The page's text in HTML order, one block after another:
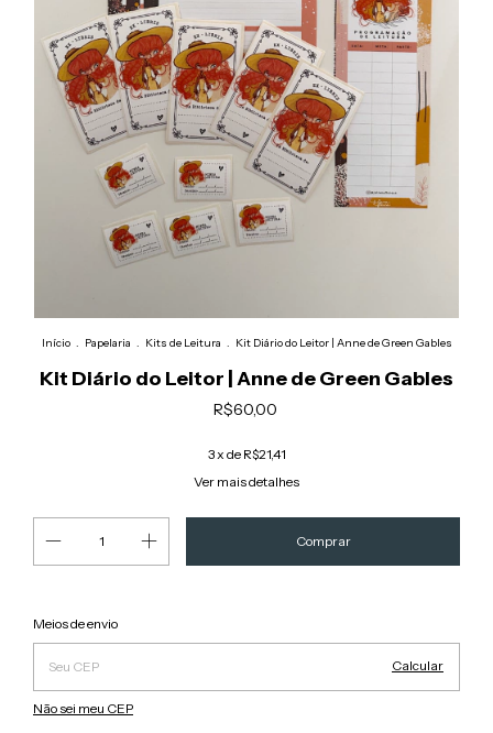
Início . Papelaria . Kits de Leitura . Kit Diário do Leitor | Anne de Green Gables
Kit Diário do Leitor | Anne de Green Gables
R$60,00
3x de R$21,41
Ver mais detalhes
Entregas para o CEP:
Meios de envio
Calcular
Não sei meu CEP